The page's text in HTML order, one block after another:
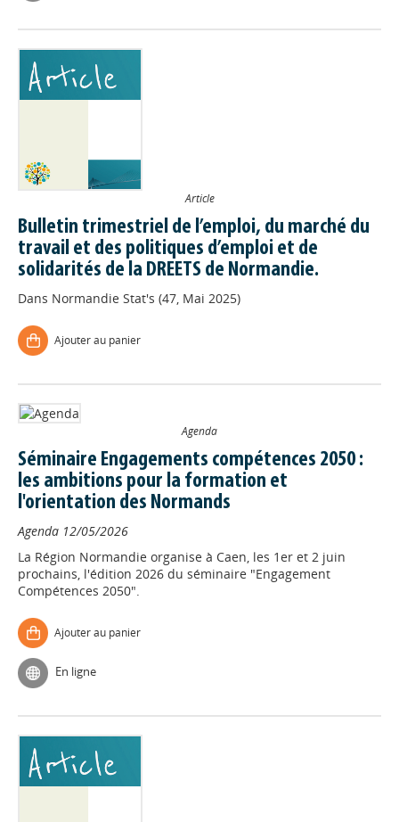
Article
Bulletin trimestriel de l’emploi, du marché du
travail et des politiques d’emploi et de
solidarités de la DREETS de Normandie.
Dans Normandie Stat's (47, Mai 2025)
Ajouter au panier
Agenda
Séminaire Engagements compétences 2050 :
les ambitions pour la formation et
l'orientation des Normands
Agenda 12/05/2026
La Région Normandie organise à Caen, les 1er et 2 juin
prochains, l'édition 2026 du séminaire "Engagement
Compétences 2050".
Ajouter au panier
En ligne